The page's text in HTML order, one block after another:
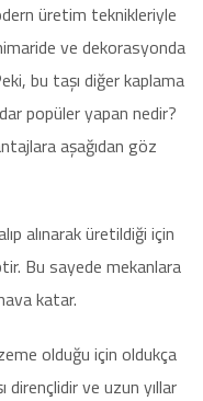
üretim teknikleriyle
ve dekorasyonda
bu taşı diğer kaplama
popüler yapan nedir?
aşağıdan göz
alınarak üretildiği için
Bu sayede mekanlara
katar.
olduğu için oldukça
dirençlidir ve uzun yıllar